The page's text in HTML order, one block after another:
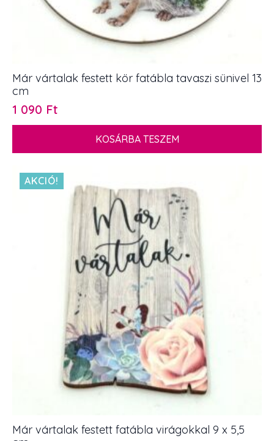
Már vártalak festett kör fatábla tavaszi sünivel 13
cm
1 090 Ft
KOSÁRBA TESZEM
AKCIÓ!
Már vártalak festett fatábla virágokkal 9 x 5,5